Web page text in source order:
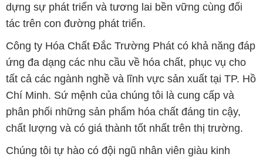
dựng sự phát triển và tương lai bền vững cùng đối
tác trên con đường phát triển.
Công ty Hóa Chất Đắc Trường Phát có khả năng đáp
ứng đa dạng các nhu cầu về hóa chất, phục vụ cho
tất cả các ngành nghề và lĩnh vực sản xuất tại TP. Hồ
Chí Minh. Sứ mệnh của chúng tôi là cung cấp và
phân phối những sản phẩm hóa chất đáng tin cậy,
chất lượng và có giá thành tốt nhất trên thị trường.
Chúng tôi tự hào có đội ngũ nhân viên giàu kinh